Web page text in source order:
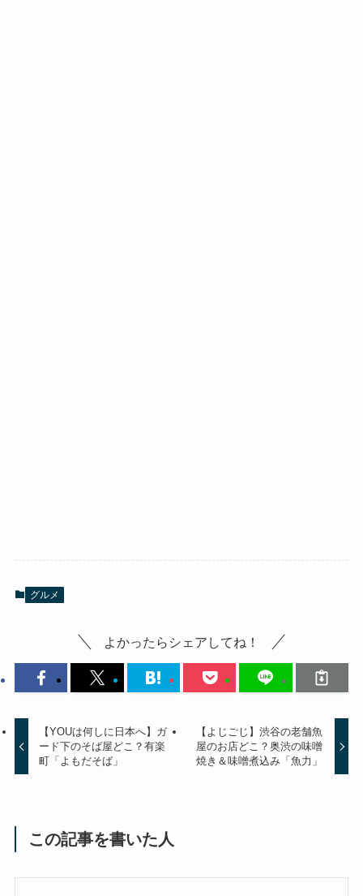
グルメ
よかったらシェアしてね！
【YOUは何しに日本へ】ガ
ード下のそば屋どこ？有楽
町「よもだそば」
【よじごじ】渋谷の老舗魚
屋のお店どこ？奥渋の味噌
焼き＆味噌煮込み「魚力」
この記事を書いた人